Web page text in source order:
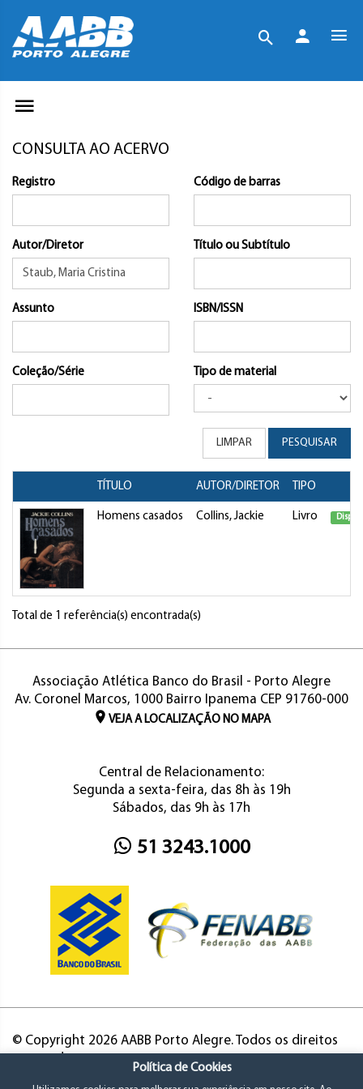
CONSULTA AO ACERVO
Registro Código de barras
Autor/Diretor Título ou Subtítulo
Assunto ISBN/ISSN
Coleção/Série Tipo de material
LIMPAR PESQUISAR
TÍTULO AUTOR/DIRETOR TIPO
Homens casados Collins, Jackie Livro
Total de 1 referência(s) encontrada(s)
Associação Atlética Banco do Brasil - Porto Alegre
Av. Coronel Marcos, 1000 Bairro Ipanema CEP 91760-000
VEJA A LOCALIZAÇÃO NO MAPA
Central de Relacionamento:
Segunda a sexta-feira, das 8h às 19h
Sábados, das 9h às 17h
51 3243.1000
© Copyright 2026 AABB Porto Alegre. Todos os direitos
Política de Cookies